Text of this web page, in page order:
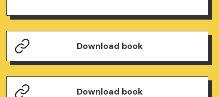
Download book
Download book